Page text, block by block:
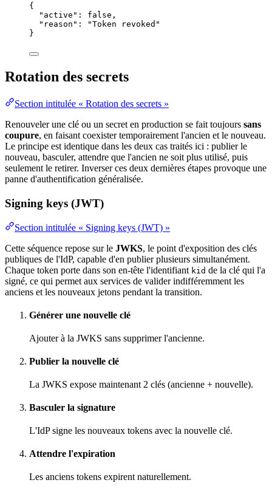
{
"active" : false ,
"reason" : "Token revoked "
}
Rotation des secrets
Section intitulée « Rotation des secrets »
Renouveler une clé ou un secret en production se fait toujours sans
coupure, en faisant coexister temporairement l'ancien et le nouveau.
Le principe est identique dans les deux cas traités ici : publier le
nouveau, basculer, attendre que l'ancien ne soit plus utilisé, puis
seulement le retirer. Inverser ces deux dernières étapes provoque une
panne d'authentification généralisée.
Signing keys (JWT)
Section intitulée « Signing keys (JWT) »
Cette séquence repose sur le JWKS, le point d'exposition des clés
publiques de l'IdP, capable d'en publier plusieurs simultanément.
Chaque token porte dans son en-tête l'identifiant kid de la clé qui l'a
signé, ce qui permet aux services de valider indifféremment les
anciens et les nouveaux jetons pendant la transition.
Générer une nouvelle clé
Ajouter à la JWKS sans supprimer l'ancienne.
Publier la nouvelle clé
La JWKS expose maintenant 2 clés (ancienne + nouvelle).
Basculer la signature
L'IdP signe les nouveaux tokens avec la nouvelle clé.
Attendre l'expiration
Les anciens tokens expirent naturellement.